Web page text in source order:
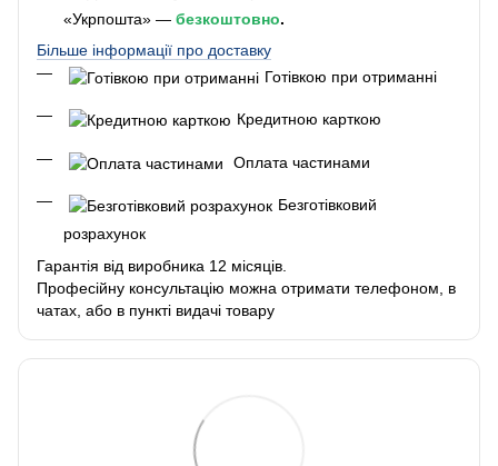
«Укрпошта» — безкоштовно.
Більше інформації про доставку
Готівкою при отриманні
Кредитною карткою
Оплата частинами
Безготівковий
розрахунок
Гарантія від виробника 12 місяців.
Професійну консультацію можна отримати телефоном, в
чатах, або в пункті видачі товару